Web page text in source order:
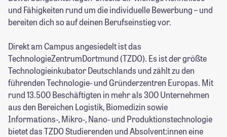
und Fähigkeiten rund um die individuelle Bewerbung – und
bereiten dich so auf deinen Berufseinstieg vor.
Direkt am Campus angesiedelt ist das
TechnologieZentrumDortmund (TZDO). Es ist der größte
Technologieinkubator Deutschlands und zählt zu den
führenden Technologie- und Gründerzentren Europas. Mit
rund 13.500 Beschäftigten in mehr als 300 Unternehmen
aus den Bereichen Logistik, Biomedizin sowie
Informations-, Mikro-, Nano- und Produktionstechnologie
bietet das TZDO Studierenden und Absolvent:innen eine